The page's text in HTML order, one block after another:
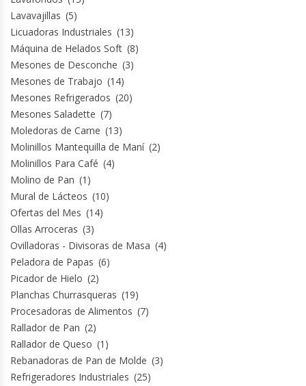
Roller Hot Dog
Salseras
Selladoras
Shawarmas
Sin Categoría
Sobadoras
Sushi Case
Termos
Tostadoras De Pan
Vitrinas Carniceras
Lavavajillas (5)
Licuadoras Industriales (13)
Máquina de Helados Soft (8)
Mesones de Desconche (3)
Mesones de Trabajo (14)
Mesones Refrigerados (20)
Mesones Saladette (7)
Moledoras de Carne (13)
Molinillos Mantequilla de Maní (2)
Molinillos Para Café (4)
Molino de Pan (1)
Mural de Lácteos (10)
Ofertas del Mes (14)
Ollas Arroceras (3)
Ovilladoras - Divisoras de Masa (4)
Peladora de Papas (6)
Picador de Hielo (2)
Planchas Churrasqueras (19)
Procesadoras de Alimentos (7)
Rallador de Pan (2)
Rallador de Queso (1)
Rebanadoras de Pan de Molde (3)
Refrigeradores Industriales (25)